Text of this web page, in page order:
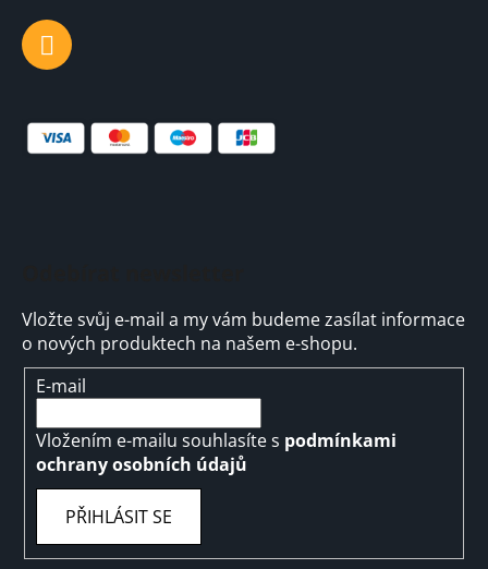
Vložte svůj e-mail a my vám budeme zasílat informace
o nových produktech na našem e-shopu.
E-mail
Vložením e-mailu souhlasíte s podmínkami
ochrany osobních údajů
PŘIHLÁSIT SE